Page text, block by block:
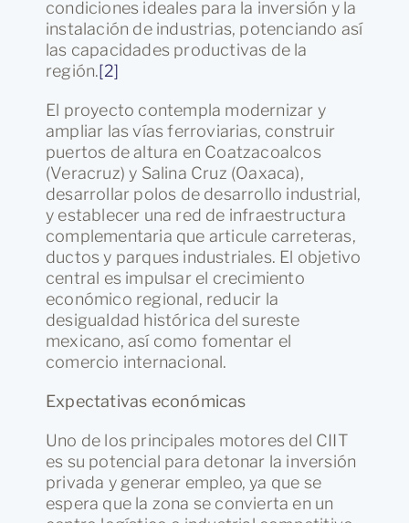
condiciones ideales para la inversión y la
instalación de industrias, potenciando así
las capacidades productivas de la
región.[2]
El proyecto contempla modernizar y
ampliar las vías ferroviarias, construir
puertos de altura en Coatzacoalcos
(Veracruz) y Salina Cruz (Oaxaca),
desarrollar polos de desarrollo industrial,
y establecer una red de infraestructura
complementaria que articule carreteras,
ductos y parques industriales. El objetivo
central es impulsar el crecimiento
económico regional, reducir la
desigualdad histórica del sureste
mexicano, así como fomentar el
comercio internacional.
Expectativas económicas
Uno de los principales motores del CIIT
es su potencial para detonar la inversión
privada y generar empleo, ya que se
espera que la zona se convierta en un